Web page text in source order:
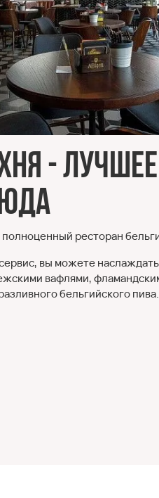
-
ресторан
вы можете
вафлями,
бельгийского пива.